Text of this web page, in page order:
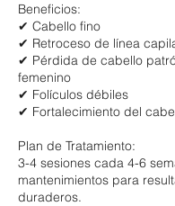
Beneficios:
✔ Cabello fino
✔ Retroceso de línea
✔ Pérdida de cabello
femenino
✔ Folículos débiles
✔ Fortalecimiento del
Plan de Tratamiento:
3-4 sesiones cada 4-6
mantenimientos para
duraderos.